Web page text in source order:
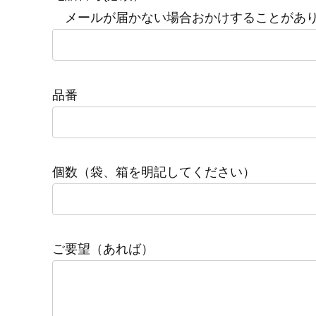
メールが届かない場合おかけすることがあ
品番
個数（袋、箱を明記してください）
ご要望（あれば）